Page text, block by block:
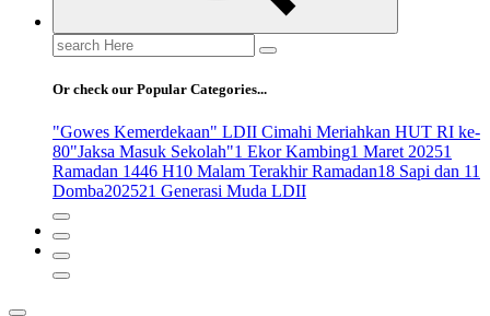
Search
for:
Or check our Popular Categories...
"Gowes Kemerdekaan" LDII Cimahi Meriahkan HUT RI ke-
80"Jaksa Masuk Sekolah"1 Ekor Kambing1 Maret 20251
Ramadan 1446 H10 Malam Terakhir Ramadan18 Sapi dan 11
Domba202521 Generasi Muda LDII